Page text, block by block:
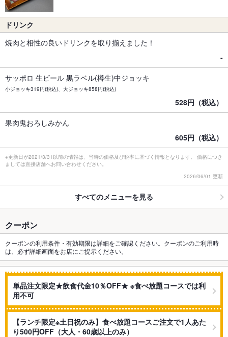
ドリンク
焼肉と相性の良いドリンクを取り揃えました！
-
サッポロ 生ビール 黒ラベル(樽生)中ジョッキ
小ジョッキ319円(税込)、大ジョッキ858円(税込)
528円（税込）
果肉鬼おろしみかん
605円（税込）
※更新日が2021/3/31以前の情報は、当時の価格及び税率に基づく情報となります。 価格につき
ましては直接店舗へお問い合わせください。
2026/06/01 更新
すべてのメニューを見る
クーポン
クーポンの利用条件・有効期限は詳細をご確認ください。クーポンのご利用時
は、必ず詳細画面をお店にご提示ください。
単品注文限定★飲食代金10％OFF★ ※食べ放題コースでは利
用不可
【ランチ限定※土日祝のみ】食べ放題コースご注文で1人あた
り500円OFF（大人・60歳以上のみ）